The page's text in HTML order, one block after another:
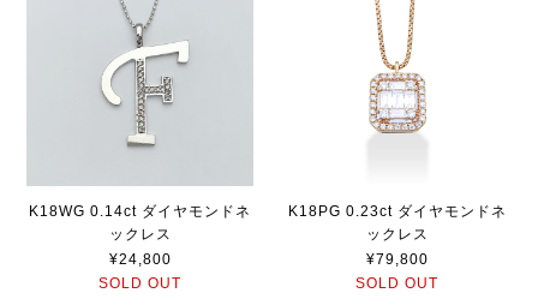
K18WG 0.14ct ダイヤモンドネ
ックレス
¥24,800
SOLD OUT
K18PG 0.23ct ダイヤモンドネ
ックレス
¥79,800
SOLD OUT